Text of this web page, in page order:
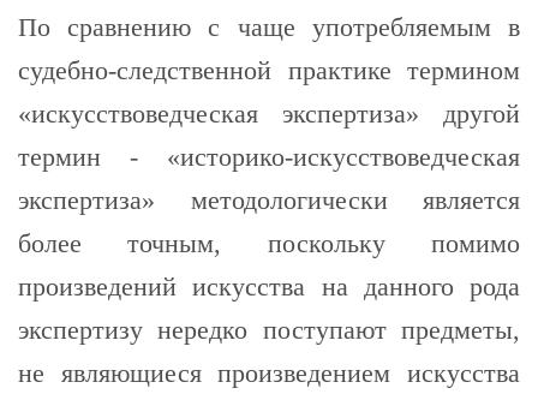
По сравнению с чаще употребляемым в
судебно-следственной практике термином
«искусствоведческая экспертиза» другой
термин - «историко-искусствоведческая
экспертиза» методологически является
более точным, поскольку помимо
произведений искусства на данного рода
экспертизу нередко поступают предметы,
не являющиеся произведением искусства